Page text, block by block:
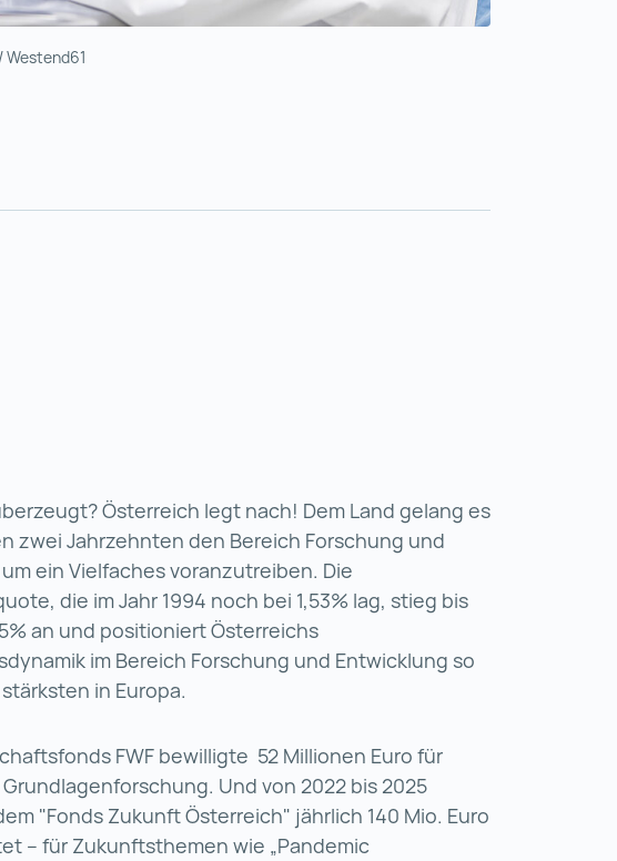
Österreich legt nach! Dem Land gelang es
zwei Jahrzehnten den Bereich Forschung und
ein Vielfaches voranzutreiben. Die
die im Jahr 1994 noch bei 1,53% lag, stieg bis
an und positioniert Österreichs
im Bereich Forschung und Entwicklung so
in Europa.
FWF bewilligte 52 Millionen Euro für
Und von 2022 bis 2025
"Fonds Zukunft Österreich" jährlich 140 Mio. Euro
– für Zukunftsthemen wie „Pandemic